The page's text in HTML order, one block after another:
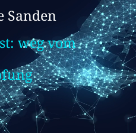
Sanden
weg vom